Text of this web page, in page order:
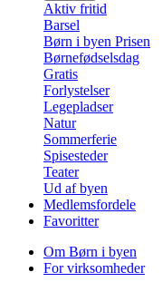
Aktiv fritid
Barsel
Børn i byen Prisen
Børnefødselsdag
Gratis
Forlystelser
Legepladser
Natur
Sommerferie
Spisesteder
Teater
Ud af byen
Medlemsfordele
Favoritter
Om Børn i byen
For virksomheder